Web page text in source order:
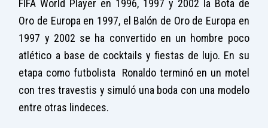
FIFA World Player en 1996, 1997 y 2002 la Bota de
Oro de Europa en 1997, el Balón de Oro de Europa en
1997 y 2002 se ha convertido en un hombre poco
atlético a base de cocktails y fiestas de lujo. En su
etapa como futbolista Ronaldo terminó en un motel
con tres travestis y simuló una boda con una modelo
entre otras lindeces.